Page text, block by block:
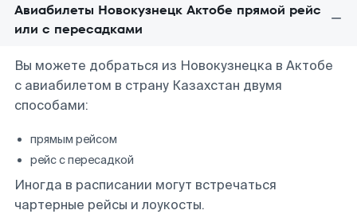
Авиабилеты Новокузнецк Актобе прямой рейс
или с пересадками
Вы можете добраться из Новокузнецка в Актобе
с авиабилетом в страну Казахстан двумя
способами:
прямым рейсом
рейс с пересадкой
Иногда в расписании могут встречаться
чартерные рейсы и лоукосты.